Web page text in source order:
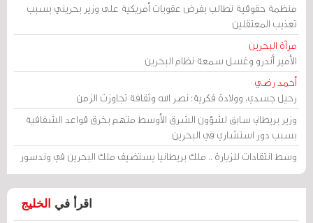
منظمة حقوقية تطالب بفرض عقوبات أمريكية على وزير بحريني بسبب
تعذيب المعتقلين
مرآة البحرين
الأمير أندرو وغسل سمعة نظام البحرين
أحمد رضي
رحيل جسدي، وولادة فكرية: نصر الله وثقافة تجاوزت الزمن
وزير بريطاني سابق لشؤون الشرق الأوسط متهم بخرق قواعد الشفافية
بسبب دور استشاري في البحرين
وسط انتقادات للزيارة .. ملك بريطانيا يستضيف ملك البحرين في وندسور
اقرأ في الخليج